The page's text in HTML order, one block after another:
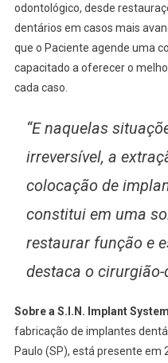
odontológico, desde
dentários em casos mais
que o Paciente agende uma
capacitado a oferecer o
cada caso.
“E naquelas
irreversível, a
colocação de
constitui em uma
restaurar função e
destaca o cirurgião-
Sobre a S.I.N. Implant
fabricação de implantes
Paulo (SP), está presente em